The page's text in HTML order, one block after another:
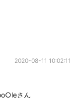
2020-08-11 10:02:11